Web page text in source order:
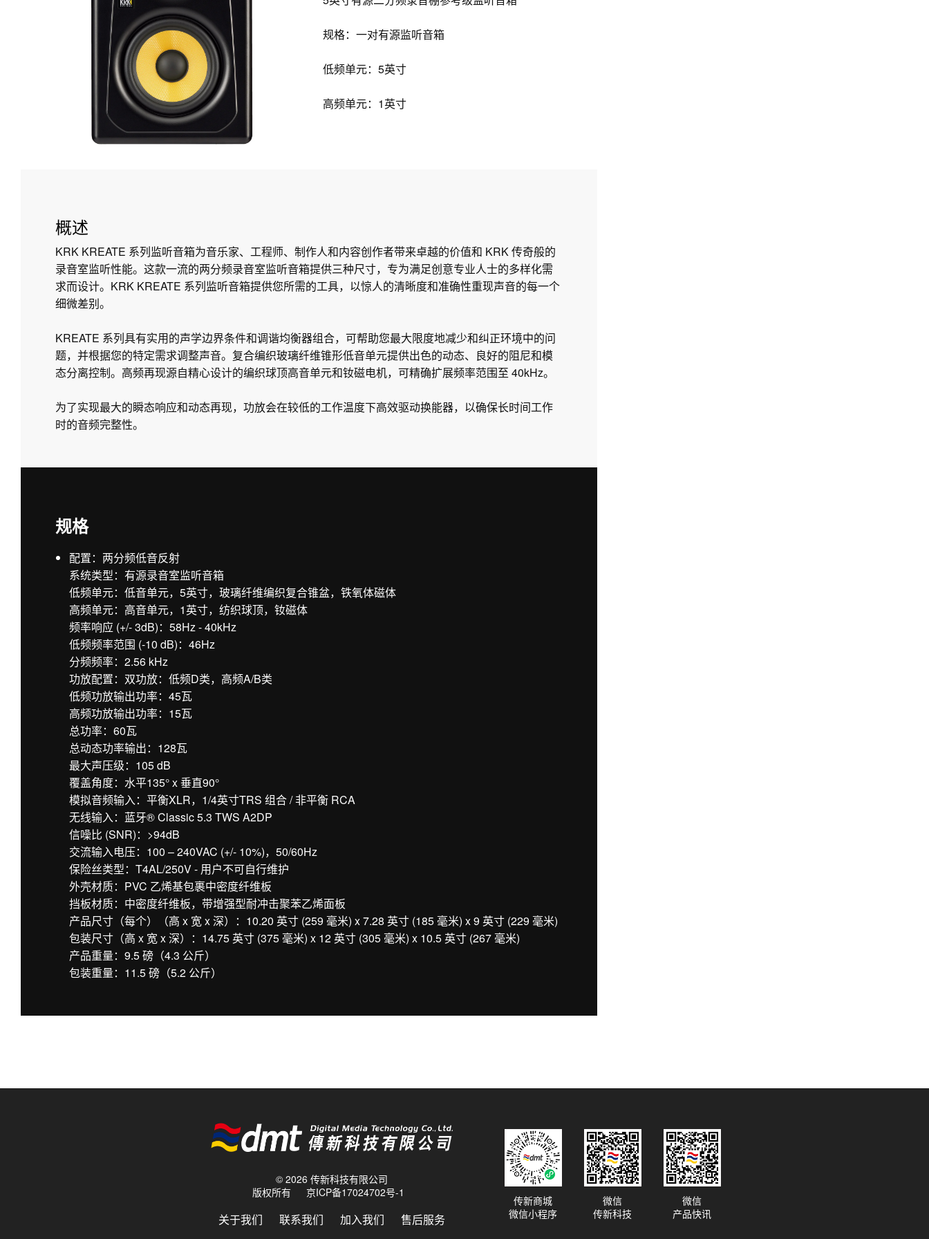
规格：一对有源监听音箱
低频单元：5英寸
高频单元：1英寸
概述
KRK KREATE 系列监听音箱为音乐家、工程师、制作人和内容创作者带来卓越的价值和 KRK 传奇般的
录音室监听性能。这款一流的两分频录音室监听音箱提供三种尺寸，专为满足创意专业人士的多样化需
求而设计。KRK KREATE 系列监听音箱提供您所需的工具，以惊人的清晰度和准确性重现声音的每一个
细微差别。
KREATE 系列具有实用的声学边界条件和调谐均衡器组合，可帮助您最大限度地减少和纠正环境中的问
题，并根据您的特定需求调整声音。复合编织玻璃纤维锥形低音单元提供出色的动态、良好的阻尼和模
态分离控制。高频再现源自精心设计的编织球顶高音单元和钕磁电机，可精确扩展频率范围至 40kHz。
为了实现最大的瞬态响应和动态再现，功放会在较低的工作温度下高效驱动换能器，以确保长时间工作
时的音频完整性。
规格
配置：两分频低音反射
系统类型：有源录音室监听音箱
低频单元：低音单元，5英寸，玻璃纤维编织复合锥盆，铁氧体磁体
高频单元：高音单元，1英寸，纺织球顶，钕磁体
频率响应 (+/- 3dB)：58Hz - 40kHz
低频频率范围 (-10 dB)：46Hz
分频频率：2.56 kHz
功放配置：双功放：低频D类，高频A/B类
低频功放输出功率：45瓦
高频功放输出功率：15瓦
总功率：60瓦
总动态功率输出：128瓦
最大声压级：105 dB
覆盖角度：水平135° x 垂直90°
模拟音频输入：平衡XLR，1/4英寸TRS 组合 / 非平衡 RCA
无线输入：蓝牙® Classic 5.3 TWS A2DP
信噪比 (SNR)：>94dB
交流输入电压：100 – 240VAC (+/- 10%)，50/60Hz
保险丝类型：T4AL/250V - 用户不可自行维护
外壳材质：PVC 乙烯基包裹中密度纤维板
挡板材质：中密度纤维板，带增强型耐冲击聚苯乙烯面板
产品尺寸（每个）（高 x 宽 x 深）：10.20 英寸 (259 毫米) x 7.28 英寸 (185 毫米) x 9 英寸 (229 毫米)
包装尺寸（高 x 宽 x 深）：14.75 英寸 (375 毫米) x 12 英寸 (305 毫米) x 10.5 英寸 (267 毫米)
产品重量：9.5 磅（4.3 公斤）
包装重量：11.5 磅（5.2 公斤）
© 2026 传新科技有限公司
版权所有
京ICP备17024702号-1
关于我们 联系我们 加入我们 售后服务
传新商城
微信小程序
微信
传新科技
微信
产品快讯